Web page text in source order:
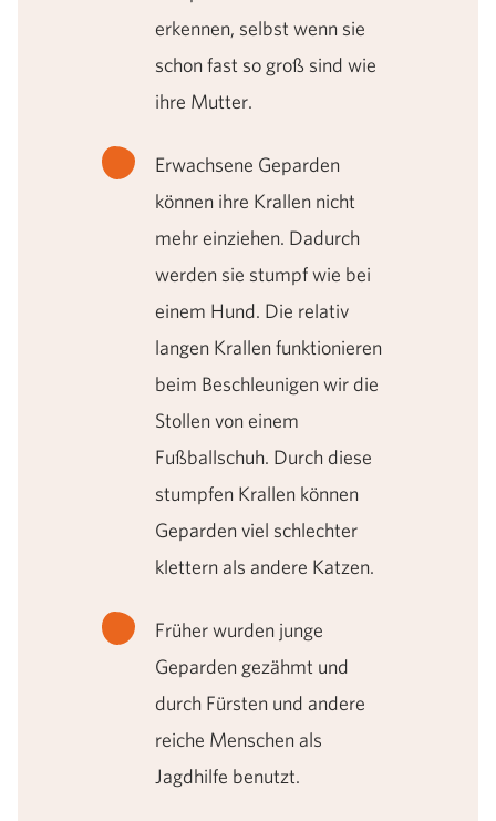
erkennen, selbst wenn sie
schon fast so groß sind wie
ihre Mutter.
Erwachsene Geparden
können ihre Krallen nicht
mehr einziehen. Dadurch
werden sie stumpf wie bei
einem Hund. Die relativ
langen Krallen funktionieren
beim Beschleunigen wir die
Stollen von einem
Fußballschuh. Durch diese
stumpfen Krallen können
Geparden viel schlechter
klettern als andere Katzen.
Früher wurden junge
Geparden gezähmt und
durch Fürsten und andere
reiche Menschen als
Jagdhilfe benutzt.